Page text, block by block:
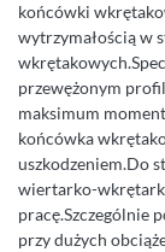
końcówki
wytrzymałością w
przewężonym
maksimum
końcówka
uszkodzeniem.Do
wiertarko-
pracę.Szczególnie
przy dużych